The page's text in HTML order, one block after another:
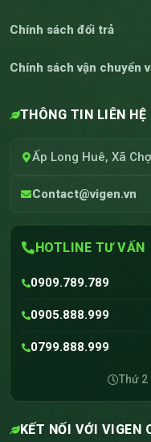
Chính sách đổi trả
Chính sách vận chuyển
THÔNG TIN LIÊN HỆ
Ấp Long Huê, Xã
Contact@vigen.vn
HOTLINE TƯ VẤN
0909.789.789
0905.888.999
0799.888.999
Thứ 2
KẾT NỐI VỚI VIGEN